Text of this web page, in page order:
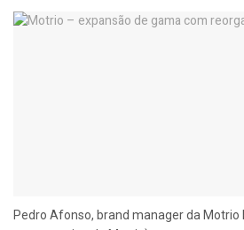
Pedro Afonso, brand manager da